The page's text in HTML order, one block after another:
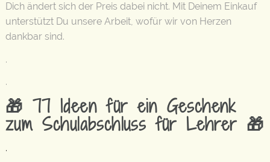
Dich ändert sich der Preis dabei nicht. Mit Deinem Einkauf
unterstützt Du unsere Arbeit, wofür wir von Herzen
dankbar sind.
.
.
🎁 77 Ideen für ein Geschenk
zum Schulabschluss für Lehrer 🎁
.